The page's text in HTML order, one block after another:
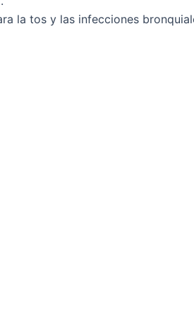
la tos y las infecciones